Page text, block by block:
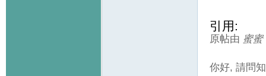
引用:
原帖由 蜜蜜
你好, 請問